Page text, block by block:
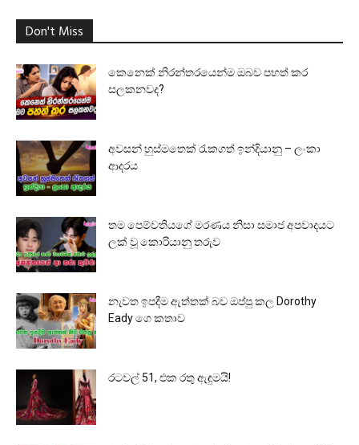
Don't Miss
කෙනෙක් නිරන්තරයෙන්ම ඔබව පහත් කර
සලකනවද?
අවසන් හුස්මතෙක් රැකගත් ඉන්දියානු – ලංකා
ආදරය
තම පෙම්වතියගේ මරණය නිසා සමාජ අපවාදයට
ලක් වූ කොරියානු තරුව
නැවත ඉපදීම ඇත්තක් බව ඔප්පු කල Dorothy
Eady ගෙ කතාව
රටවල් 51, එක රතු ඇඳුමයි!